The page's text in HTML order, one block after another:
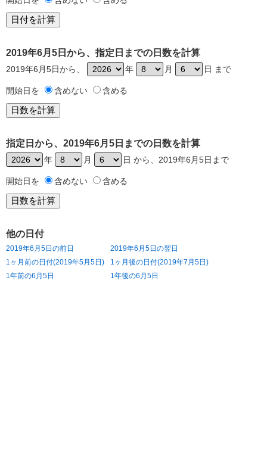
2019年6月5日から、指定日までの日数を計算
2019年6月5日から、 年 月 日 まで
開始日を 含めない 含める
指定日から、2019年6月5日までの日数を計算
年 月 日 から、2019年6月5日まで
開始日を 含めない 含める
他の日付
2019年6月5日の前日
2019年6月5日の翌日
1ヶ月前の日付(2019年5月5日)
1ヶ月後の日付(2019年7月5日)
1年前の6月5日
1年後の6月5日